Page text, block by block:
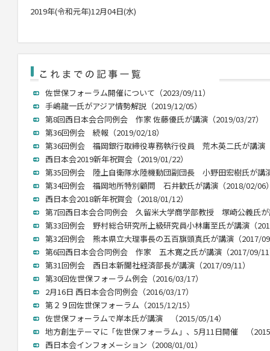
2019年(令和元年)12月04日(水)
佐世保フォーラム開催について（2023/09/11）
手嶋龍一氏がアジア情勢解説（2019/12/05）
第8回西日本会合同例会 作家 佐藤優氏が講演（2019/03/27）
第36回例会 続報（2019/02/18）
第36回例会 福岡銀行取締役専務執行役員 荒木英二氏が講演
西日本会2019新年祝賀会（2019/01/22）
第35回例会 陸上自衛隊水陸機動団副団長 小野田宏樹氏が講
第34回例会 福岡地所特別顧問 石井歓氏が講演（2018/02/06
西日本会2018新年祝賀会（2018/01/12）
第7回西日本会合同例会 久留米大学商学部教授 塚崎公義氏が
第33回例会 野村総合研究所上級研究員小林庸至氏が講演（
第32回例会 熊本県立大理事長の五百旗頭真氏が講演（2017/
第6回西日本会合同例会 作家 五木寛之氏が講演（2017/09/
第31回例会 西日本新聞社経済部長が講演（2017/09/11）
第30回佐世保フォーラム例会（2016/03/17）
2月16日 西日本会合同例会（2016/03/17）
第２９回佐世保フォーラム（2015/12/15）
佐世保フォーラムで岸本氏が講演 （2015/05/14）
地方創生テーマに「佐世保フォーラム」、5月11日開催 （
西日本会インフォメーション（2008/01/01）